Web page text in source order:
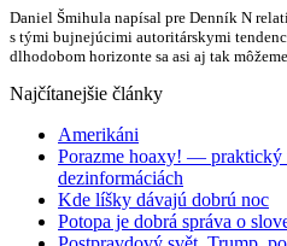
Daniel Šmihula napísal pre Denník N
s tými bujnejúcimi autoritárskymi
dlhodobom horizonte sa asi aj tak
Najčítanejšie články
Amerikáni
Porazme hoaxy! —
dezinformáciách
Kde líšky dávajú dobrú noc
Potopa je dobrá správa o